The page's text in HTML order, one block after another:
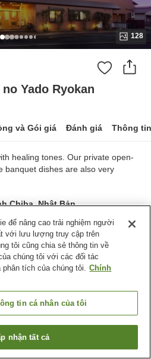
128
Yado Ryokan
và Gói giá Đánh giá Thông
healing tones. Our private open-
banquet dishes are also very
Chiba, Nhật Bản
272 lượt
Nhà hàng
Kawana
phòng trống
để nâng cao trải nghiệm người
với lưu lượng truy cập trên
tôi cũng chia sẻ thông tin về
chúng tôi với các đối tác
phân tích của chúng tôi. Chính
tin cá nhân của tôi
nhận tất cả